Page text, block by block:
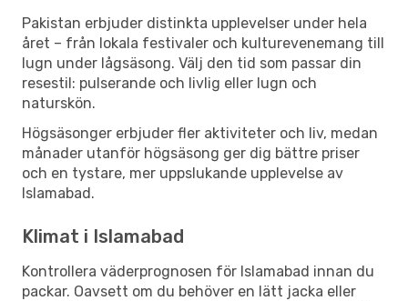
Pakistan erbjuder distinkta upplevelser under hela
året – från lokala festivaler och kulturevenemang till
lugn under lågsäsong. Välj den tid som passar din
resestil: pulserande och livlig eller lugn och
naturskön.
Högsäsonger erbjuder fler aktiviteter och liv, medan
månader utanför högsäsong ger dig bättre priser
och en tystare, mer uppslukande upplevelse av
Islamabad.
Klimat i Islamabad
Kontrollera väderprognosen för Islamabad innan du
packar. Oavsett om du behöver en lätt jacka eller